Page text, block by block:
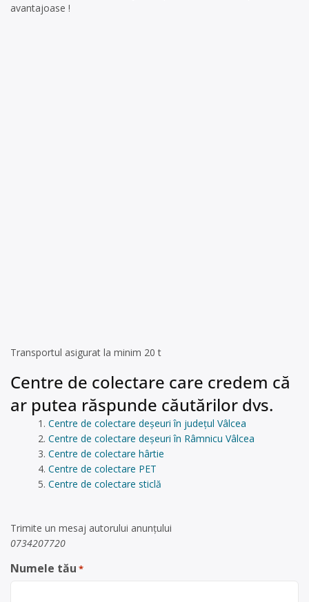
avantajoase !
Transportul asigurat la minim 20 t
Centre de colectare care credem că
ar putea răspunde căutărilor dvs.
Centre de colectare deșeuri în județul Vâlcea
Centre de colectare deșeuri în Râmnicu Vâlcea
Centre de colectare hârtie
Centre de colectare PET
Centre de colectare sticlă
Trimite un mesaj autorului anunţului
0734207720
Numele tău *